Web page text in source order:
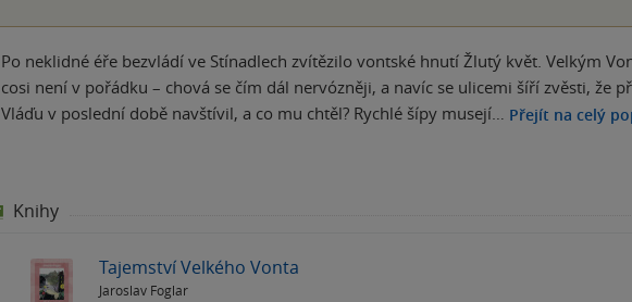
Po neklidné éře bezvládí ve Stínadlech zvítězilo vontské hnutí Žlutý květ. Velkým
cosi není v pořádku – chová se čím dál nervózněji, a navíc se ulicemi šíří zvěsti, že
Vláďu v poslední době navštívil, a co mu chtěl? Rychlé šípy musejí… Přejít na celý
Knihy
Tajemství Velkého Vonta
Jaroslav Foglar